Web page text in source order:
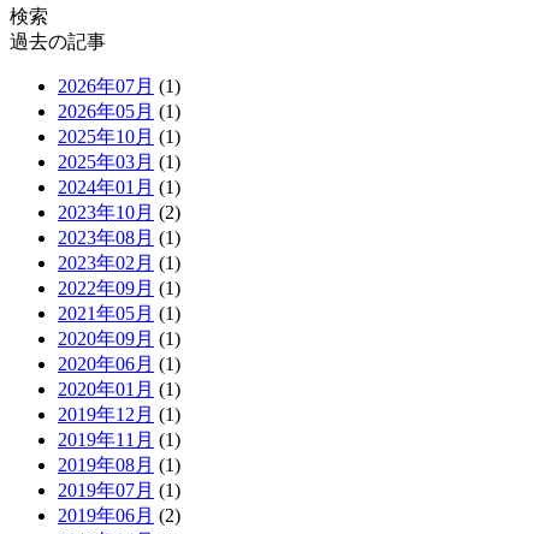
検索
過去の記事
2026年07月 (1)
2026年05月 (1)
2025年10月 (1)
2025年03月 (1)
2024年01月 (1)
2023年10月 (2)
2023年08月 (1)
2023年02月 (1)
2022年09月 (1)
2021年05月 (1)
2020年09月 (1)
2020年06月 (1)
2020年01月 (1)
2019年12月 (1)
2019年11月 (1)
2019年08月 (1)
2019年07月 (1)
2019年06月 (2)